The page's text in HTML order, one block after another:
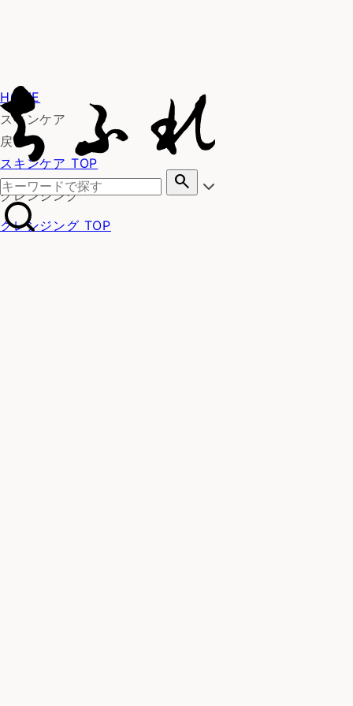
search
HOME
スキンケア
戻る
スキンケア TOP
クレンジング
クレンジング TOP